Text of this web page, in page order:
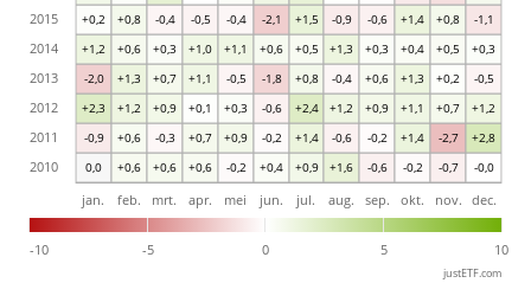
0,0 +0,6 +0,6 +0,6 -0,2 +0,4 +0,9 +1,6 -0,6 -0,2 -0,7 -0,0
-0,9 +0,6 -0,3 +0,7 +0,9 -0,2 +1,4 -0,6 -0,2 +1,4 -2,7 +2,8
+2,3 +1,2 +0,9 +0,1 +0,3 -0,6 +2,4 +1,2 +0,9 +1,1 +0,7 +1,2
-2,0 +1,3 +0,7 +1,1 -0,5 -1,8 +0,8 -0,4 +0,6 +1,3 +0,2 -0,5
+1,2 +0,6 +0,3 +1,0 +1,1 +0,6 +0,5 +1,3 +0,3 +0,4 +0,5 +0,3
+0,2 +0,8 -0,4 -0,5 -0,4 -2,1 +1,5 -0,9 -0,6 +1,4 +0,8 -1,1
-10 -5 0 5 10
jan. feb. mrt. apr. mei jun. jul. aug. sep. okt. nov. dec.
2010
2011
2012
2013
2014
2015
justETF.com